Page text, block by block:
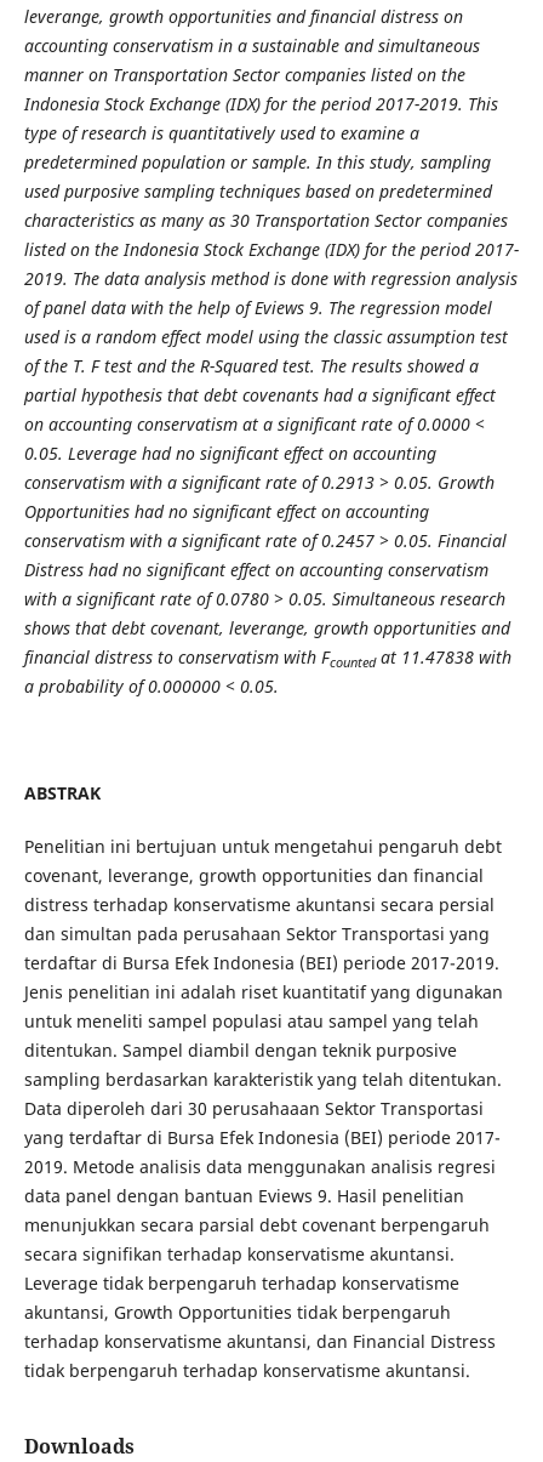
leverange, growth opportunities and financial distress on
accounting conservatism in a sustainable and simultaneous
manner on Transportation Sector companies listed on the
Indonesia Stock Exchange (IDX) for the period 2017-2019. This
type of research is quantitatively used to examine a
predetermined population or sample. In this study, sampling
used purposive sampling techniques based on predetermined
characteristics as many as 30 Transportation Sector companies
listed on the Indonesia Stock Exchange (IDX) for the period 2017-
2019. The data analysis method is done with regression analysis
of panel data with the help of Eviews 9. The regression model
used is a random effect model using the classic assumption test
of the T. F test and the R-Squared test. The results showed a
partial hypothesis that debt covenants had a significant effect
on accounting conservatism at a significant rate of 0.0000 <
0.05. Leverage had no significant effect on accounting
conservatism with a significant rate of 0.2913 > 0.05. Growth
Opportunities had no significant effect on accounting
conservatism with a significant rate of 0.2457 > 0.05. Financial
Distress had no significant effect on accounting conservatism
with a significant rate of 0.0780 > 0.05. Simultaneous research
shows that debt covenant, leverange, growth opportunities and
financial distress to conservatism with Fcountedat 11.47838 with
a probability of 0.000000 < 0.05.
ABSTRAK
Penelitian ini bertujuan untuk mengetahui pengaruh debt
covenant, leverange, growth opportunities dan financial
distress terhadap konservatisme akuntansi secara persial
dan simultan pada perusahaan Sektor Transportasi yang
terdaftar di Bursa Efek Indonesia (BEI) periode 2017-2019.
Jenis penelitian ini adalah riset kuantitatif yang digunakan
untuk meneliti sampel populasi atau sampel yang telah
ditentukan. Sampel diambil dengan teknik purposive
sampling berdasarkan karakteristik yang telah ditentukan.
Data diperoleh dari 30 perusahaaan Sektor Transportasi
yang terdaftar di Bursa Efek Indonesia (BEI) periode 2017-
2019. Metode analisis data menggunakan analisis regresi
data panel dengan bantuan Eviews 9. Hasil penelitian
menunjukkan secara parsial debt covenant berpengaruh
secara signifikan terhadap konservatisme akuntansi.
Leverage tidak berpengaruh terhadap konservatisme
akuntansi, Growth Opportunities tidak berpengaruh
terhadap konservatisme akuntansi, dan Financial Distress
tidak berpengaruh terhadap konservatisme akuntansi.
Downloads